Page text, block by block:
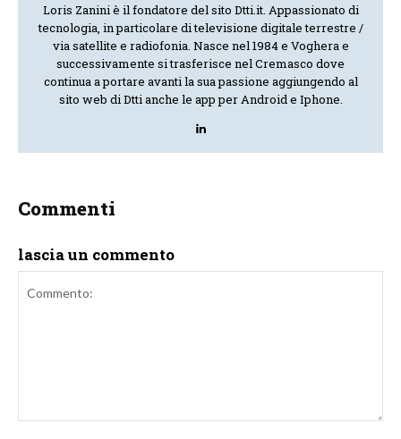
Loris Zanini è il fondatore del sito Dtti.it. Appassionato di
tecnologia, in particolare di televisione digitale terrestre /
via satellite e radiofonia. Nasce nel 1984 e Voghera e
successivamente si trasferisce nel Cremasco dove
continua a portare avanti la sua passione aggiungendo al
sito web di Dtti anche le app per Android e Iphone.
Commenti
lascia un commento